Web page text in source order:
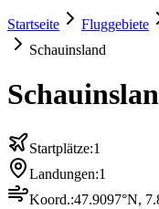
Startseite Fluggebiete
Schauinsland
Startplätze:1
Landungen:1
Koord.:47.9097°N,